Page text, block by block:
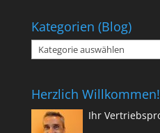
Kategorien (Blog)
Kategorien
(Blog)
Herzlich Willkommen!
Ihr